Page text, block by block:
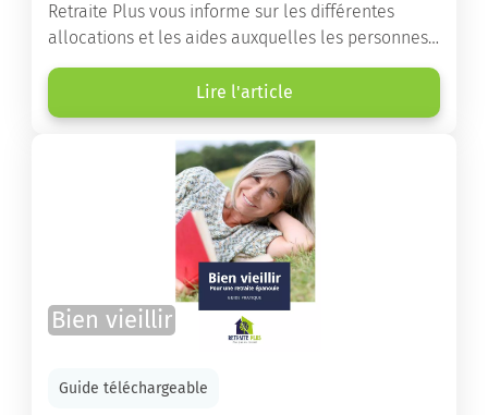
Retraite Plus vous informe sur les différentes
allocations et les aides auxquelles les personnes
âgées ont droit pour financer un séjour en maison
de retraite ou un maintien à domicile.
Lire l'article
Bien vieillir
Guide téléchargeable